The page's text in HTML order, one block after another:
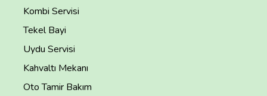
Kombi Servisi
Tekel Bayi
Uydu Servisi
Kahvaltı Mekanı
Oto Tamir Bakım